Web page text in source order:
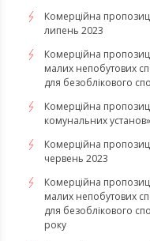
Комерційна
липень 2023
Комерційна
малих непобутових
для безоблікового
Комерційна
комунальних
Комерційна
червень 2023
Комерційна
малих непобутових
для безоблікового
року